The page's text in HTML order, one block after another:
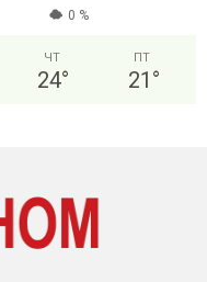
0 %
ЧТ
24°
ПТ
21 °